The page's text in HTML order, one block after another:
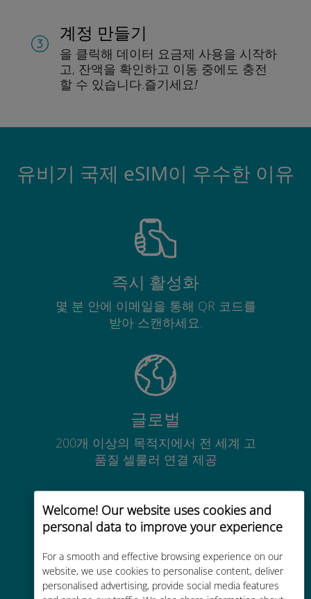
Welcome! Our website uses cookies and
personal data to improve your experience
For a smooth and effective browsing experience on our
website, we use cookies to personalise content, deliver
personalised advertising, provide social media features
계정 만들기
을 클릭해 데이터 요금제 사용을 시작하
고, 잔액을 확인하고 이동 중에도 충전
할 수 있습니다.즐기세요!
유비기 국제 eSIM이 우수한 이유
즉시 활성화
몇 분 안에 이메일을 통해 QR 코드를
받아 스캔하세요.
글로벌
200개 이상의 목적지에서 전 세계 고
품질 셀룰러 연결 제공
비용 효율적
기존 통신사 로밍 요금보다 최대